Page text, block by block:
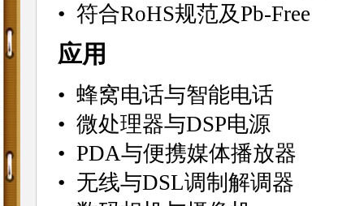
• 符合RoHS规范及Pb-Free
应用
• 蜂窝电话与智能电话
• 微处理器与DSP电源
• PDA与便携媒体播放器
• 无线与DSL调制解调器